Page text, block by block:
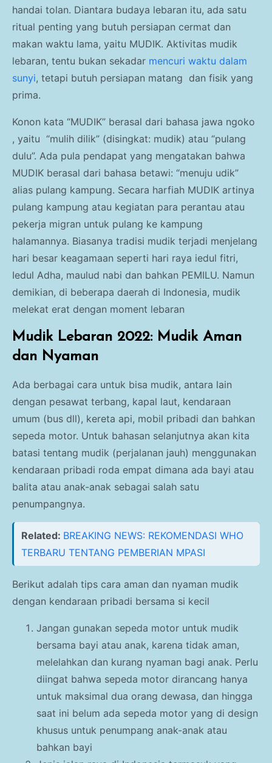
handai tolan. Diantara budaya lebaran itu, ada satu
ritual penting yang butuh persiapan cermat dan
makan waktu lama, yaitu MUDIK. Aktivitas mudik
lebaran, tentu bukan sekadar mencuri waktu dalam
sunyi, tetapi butuh persiapan matang dan fisik yang
prima.
Konon kata “MUDIK” berasal dari bahasa jawa ngoko
, yaitu “mulih dilik” (disingkat: mudik) atau “pulang
dulu”. Ada pula pendapat yang mengatakan bahwa
MUDIK berasal dari bahasa betawi: “menuju udik”
alias pulang kampung. Secara harfiah MUDIK artinya
pulang kampung atau kegiatan para perantau atau
pekerja migran untuk pulang ke kampung
halamannya. Biasanya tradisi mudik terjadi menjelang
hari besar keagamaan seperti hari raya iedul fitri,
Iedul Adha, maulud nabi dan bahkan PEMILU. Namun
demikian, di beberapa daerah di Indonesia, mudik
melekat erat dengan moment lebaran
Mudik Lebaran 2022: Mudik Aman
dan Nyaman
Ada berbagai cara untuk bisa mudik, antara lain
dengan pesawat terbang, kapal laut, kendaraan
umum (bus dll), kereta api, mobil pribadi dan bahkan
sepeda motor. Untuk bahasan selanjutnya akan kita
batasi tentang mudik (perjalanan jauh) menggunakan
kendaraan pribadi roda empat dimana ada bayi atau
balita atau anak-anak sebagai salah satu
penumpangnya.
Related: BREAKING NEWS: REKOMENDASI WHO
TERBARU TENTANG PEMBERIAN MPASI
Berikut adalah tips cara aman dan nyaman mudik
dengan kendaraan pribadi bersama si kecil
Jangan gunakan sepeda motor untuk mudik
bersama bayi atau anak, karena tidak aman,
melelahkan dan kurang nyaman bagi anak. Perlu
diingat bahwa sepeda motor dirancang hanya
untuk maksimal dua orang dewasa, dan hingga
saat ini belum ada sepeda motor yang di design
khusus untuk penumpang anak-anak atau
bahkan bayi